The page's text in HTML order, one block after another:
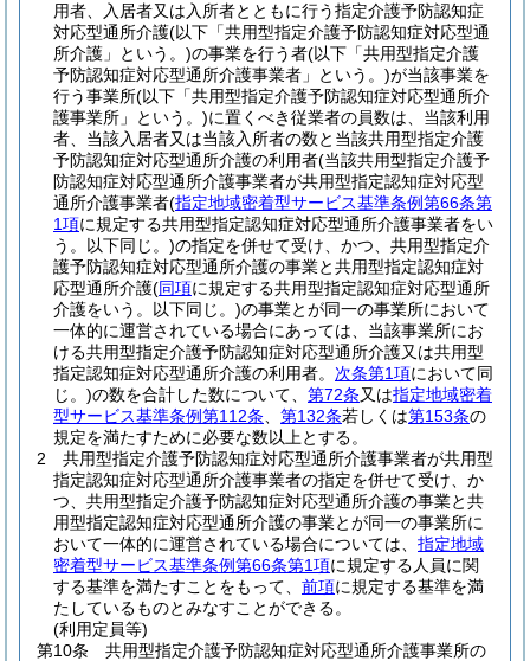
用者、入居者又は入所者とともに行う指定介護予防認知症
対応型通所介護(以下「共用型指定介護予防認知症対応型通
所介護」という。)の事業を行う者(以下「共用型指定介護
予防認知症対応型通所介護事業者」という。)が当該事業を
行う事業所(以下「共用型指定介護予防認知症対応型通所介
護事業所」という。)に置くべき従業者の員数は、当該利用
者、当該入居者又は当該入所者の数と当該共用型指定介護
予防認知症対応型通所介護の利用者(当該共用型指定介護予
防認知症対応型通所介護事業者が共用型指定認知症対応型
通所介護事業者(指定地域密着型サービス基準条例第66条第
1項に規定する共用型指定認知症対応型通所介護事業者をい
う。以下同じ。)の指定を併せて受け、かつ、共用型指定介
護予防認知症対応型通所介護の事業と共用型指定認知症対
応型通所介護(同項に規定する共用型指定認知症対応型通所
介護をいう。以下同じ。)の事業とが同一の事業所において
一体的に運営されている場合にあっては、当該事業所にお
ける共用型指定介護予防認知症対応型通所介護又は共用型
指定認知症対応型通所介護の利用者。 次条第1項において同
じ。)の数を合計した数について、 第72条又は指定地域密着
型サービス基準条例第112条
第132条若しくは第153条の
規定を満たすために必要な数以上とする。
2
共用型指定介護予防認知症対応型通所介護事業者が共用型
指定認知症対応型通所介護事業者の指定を併せて受け、か
つ、共用型指定介護予防認知症対応型通所介護の事業と共
用型指定認知症対応型通所介護の事業とが同一の事業所に
おいて一体的に運営されている場合については、 指定地域
密着型サービス基準条例第66条第1項に規定する人員に関
する基準を満たすことをもって、 前項に規定する基準を満
たしているものとみなすことができる。
(利用定員等)
第10条
共用型指定介護予防認知症対応型通所介護事業所の